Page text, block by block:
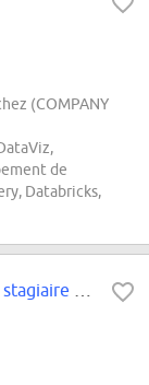
(COMPANY
de
Databricks,